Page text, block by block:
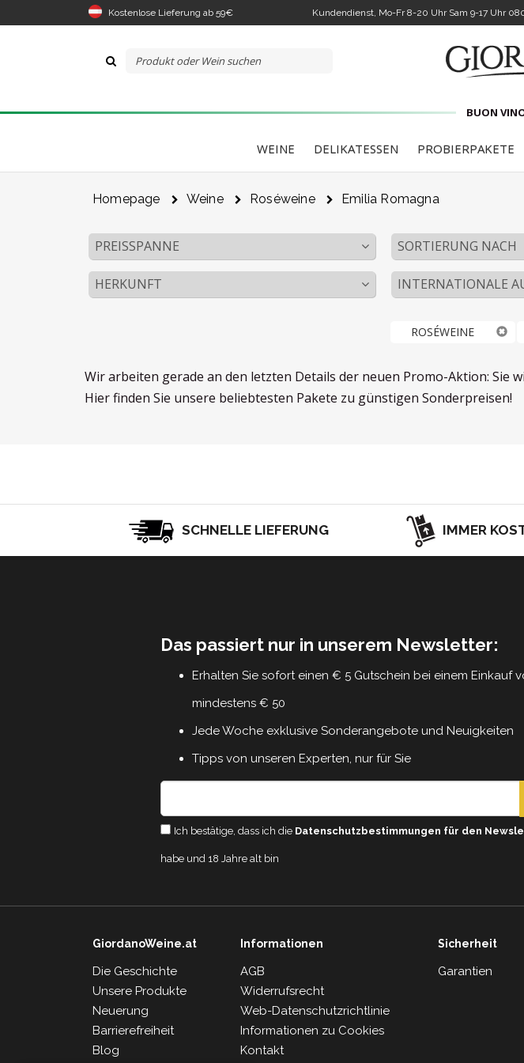
Kostenlose Lieferung ab 59€ Kundendienst, Mo-Fr 8-20 Uhr Sam 9-17 Uhr
BUON
WEINE DELIKATESSEN PROBIERPAKETE
Homepage Weine Roséweine Emilia Romagna
PREISSPANNE SORTIERUNG NACH
HERKUNFT INTERNATIONALE
ROSÉWEINE
Wir arbeiten gerade an den letzten Details der neuen Promo-Aktion: Sie
Hier finden Sie unsere beliebtesten Pakete zu günstigen Sonderpreisen!
SCHNELLE LIEFERUNG IMMER
Das passiert nur in unserem Newsletter:
Erhalten Sie sofort einen € 5 Gutschein bei einem Einkauf
mindestens € 50
Jede Woche exklusive Sonderangebote und Neuigkeiten
Tipps von unseren Experten, nur für Sie
Ich bestätige, dass ich die Datenschutzbestimmungen für den
habe und 18 Jahre alt bin
GiordanoWeine.at
Die Geschichte
Unsere Produkte
Neuerung
Barrierefreiheit
Blog
Informationen
AGB
Widerrufsrecht
Web-Datenschutzrichtlinie
Informationen zu Cookies
Kontakt
Sicherheit
Garantien